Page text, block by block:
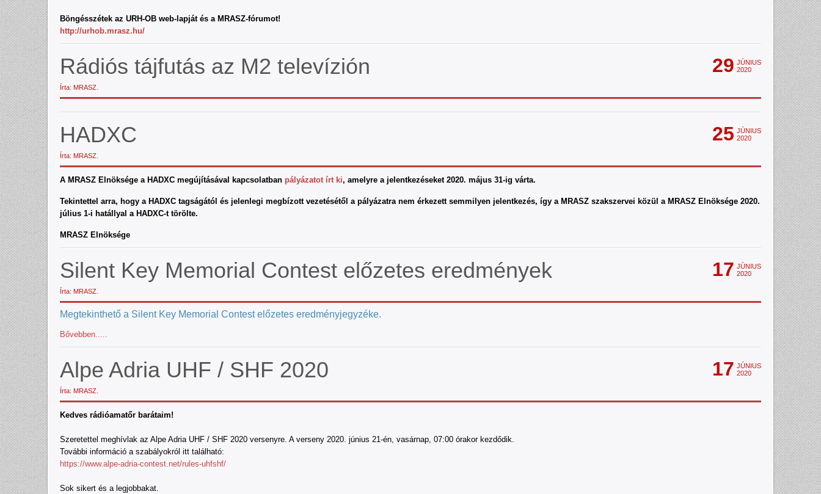
Böngésszétek az URH-OB web-lapját és a MRASZ-fórumot!
http://urhob.mrasz.hu/
29 JÚNIUS
2020
Rádiós tájfutás az M2 televízión
Írta: MRASZ.
25 JÚNIUS
2020
HADXC
Írta: MRASZ.
A MRASZ Elnöksége a HADXC megújításával kapcsolatban pályázatot írt ki, amelyre a jelentkezéseket 2020. május 31-ig várta.
Tekintettel arra, hogy a HADXC tagságától és jelenlegi megbízott vezetésétől a pályázatra nem érkezett semmilyen jelentkezés, így a MRASZ szakszervei közül a MRASZ Elnöksége 2020.
július 1-i hatállyal a HADXC-t törölte.
MRASZ Elnöksége
17 JÚNIUS
2020
Silent Key Memorial Contest előzetes eredmények
Írta: MRASZ.
Megtekinthető a Silent Key Memorial Contest előzetes eredményjegyzéke.
Bővebben.....
17 JÚNIUS
2020
Alpe Adria UHF / SHF 2020
Írta: MRASZ.
Kedves rádióamatőr barátaim!
Szeretettel meghívlak az Alpe Adria UHF / SHF 2020 versenyre. A verseny 2020. június 21-én, vasárnap, 07:00 órakor kezdődik.
További információ a szabályokról itt található:
https://www.alpe-adria-contest.net/rules-uhfshf/
Sok sikert és a legjobbakat.